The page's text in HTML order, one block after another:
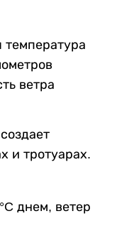
температура
ветра
и тротуарах.
днем, ветер